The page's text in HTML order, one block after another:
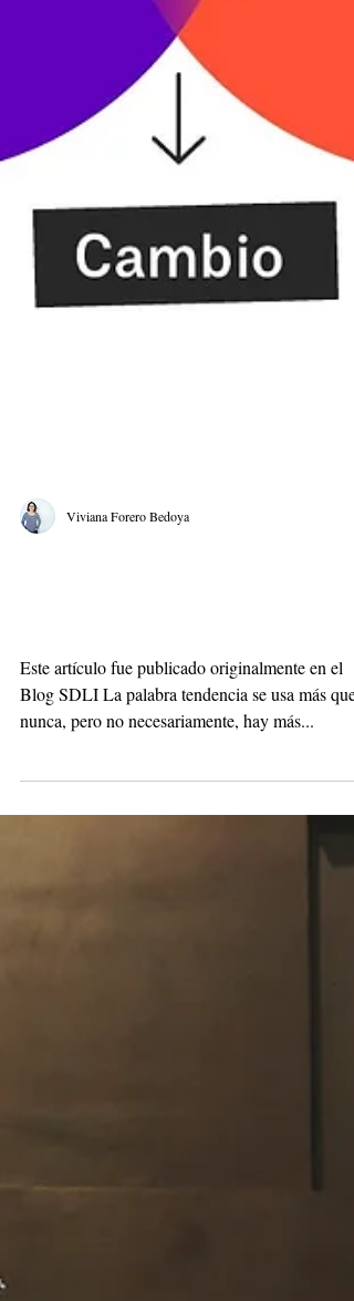
en la innovación
Este artículo fue publicado originalmente en el
Blog SDLI La palabra tendencia se usa más que